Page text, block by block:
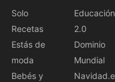
Solo
Recetas
Estás de
moda
Bebés y
Educación
2.0
Dominio
Mundial